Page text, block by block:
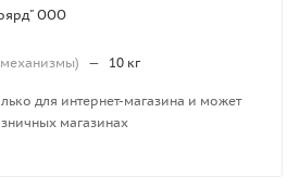
ООО
— 10 кг
для интернет-магазина и может
магазинах